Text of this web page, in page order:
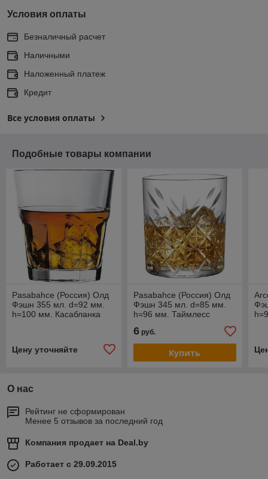
Условия оплаты
Безналичный расчет
Наличными
Наложенный платеж
Кредит
Все условия оплаты
Подобные товары компании
Pasabahce (Россия) Олд
Фэшн 355 мл. d=92 мм.
h=100 мм. Касабланка
Цену уточняйте
Pasabahce (Россия) Олд
Фэшн 345 мл. d=85 мм.
h=96 мм. Таймлесс
6руб.
Купить
О нас
Рейтинг не сформирован
Менее 5 отзывов за последний год
Компания продает на Deal.by
Работает с 29.09.2015